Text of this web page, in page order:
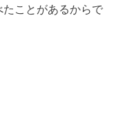
ことがあるからで